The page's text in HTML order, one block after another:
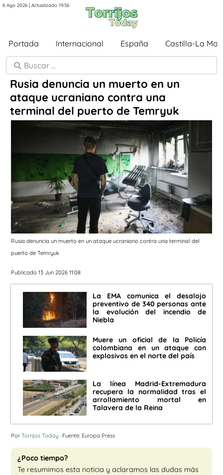
8 Ago 2026 | Actualizado 19:56
Portada Internacional España Castilla-La
Rusia denuncia un muerto en un
ataque ucraniano contra una
terminal del puerto de Temryuk
Rusia denuncia un muerto en un ataque ucraniano contra una terminal del
puerto de Temryuk
Publicado 13 Jun 2026 11:08
La EMA comunica el desalojo
preventivo de 340 personas ante
la evolución del incendio de
Niebla
Muere un oficial de la Policía
colombiana en un ataque con
explosivos en el norte del país
La línea Madrid-Extremadura
recupera la normalidad tras el
arrollamiento mortal en
Talavera de la Reina
Por Torrijos Today · Fuente: Europa Press
¿Poco tiempo?
Te resumimos esta noticia y aclaramos las dudas más